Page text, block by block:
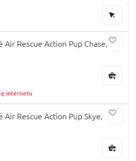
Air Rescue Action Pup Chase,
internetu
Air Rescue Action Pup Skye,